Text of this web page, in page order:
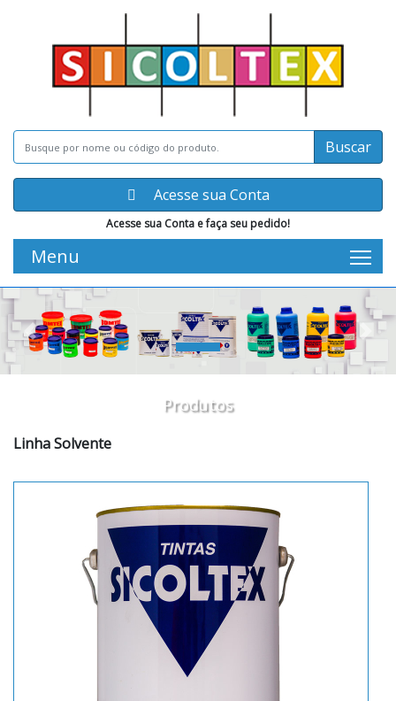
Buscar
Acesse sua Conta
Acesse sua Conta e faça seu pedido!
Menu
Previous Next
Produtos
Linha Solvente